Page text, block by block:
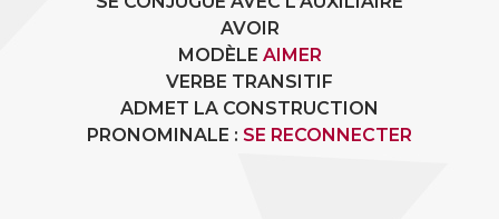
AVOIR
MODÈLE AIMER
VERBE TRANSITIF
ADMET LA CONSTRUCTION
PRONOMINALE : SE RECONNECTER